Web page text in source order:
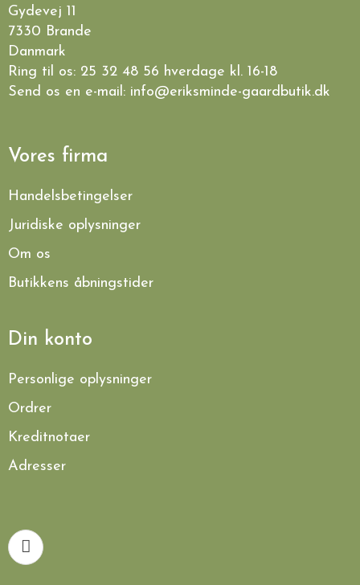
Gydevej 11
7330 Brande
Danmark
Ring til os: 25 32 48 56 hverdage kl. 16-18
Send os en e-mail: info@eriksminde-gaardbutik.dk
Vores firma
Handelsbetingelser
Juridiske oplysninger
Om os
Butikkens åbningstider
Din konto
Personlige oplysninger
Ordrer
Kreditnotaer
Adresser